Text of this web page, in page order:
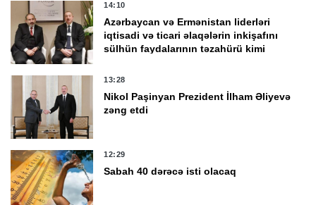
14:10
Azərbaycan və Ermənistan liderləri
iqtisadi və ticari əlaqələrin inkişafını
sülhün faydalarının təzahürü kimi
13:28
Nikol Paşinyan Prezident İlham Əliyevə
zəng etdi
12:29
Sabah 40 dərəcə isti olacaq